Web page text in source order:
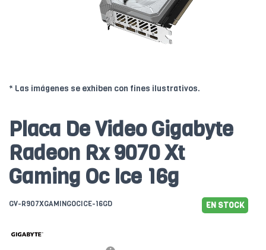
* Las imágenes se exhiben con fines ilustrativos.
Placa De Video Gigabyte
Radeon Rx 9070 Xt
Gaming Oc Ice 16g
GV-R907XGAMINGOCICE-16GD EN STOCK